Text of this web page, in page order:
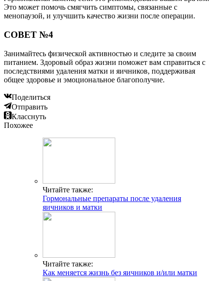
Это может помочь смягчить симптомы, связанные с
менопаузой, и улучшить качество жизни после операции.
СОВЕТ №4
Занимайтесь физической активностью и следите за своим
питанием. Здоровый образ жизни поможет вам справиться с
последствиями удаления матки и яичников, поддерживая
общее здоровье и эмоциональное благополучие.
Поделиться
Отправить
Класснуть
Похожее
Читайте также:
Гормональные препараты после удаления
яичников и матки
Читайте также:
Как меняется жизнь без яичников и/или матки